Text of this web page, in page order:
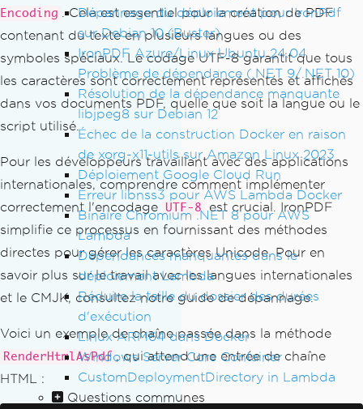
Dépannage du déploiement pour IronPdf
sur Debian 10 (Buster)
IronPDF Azure/Linux Ubuntu 24.04
Problème de dépendance (.NET 9/.NET 10)
Résolution de la dépendance manquante
libjpeg8 sur Debian 12
Échec de la construction Docker en raison
de xorg-x11-utils sur Amazon Linux 2023
Déploiement Google Cloud Run
Erreur libnss3 pour AWS Lambda Docker
Binaire Chromium .NET 8 pour AWS
Lambda
Dépendances manquantes dans le
déploiement Lambda
Réduire la taille du dossier des durées
d'exécution
Linux ARM64 dans Docker
Windows Server Core Container
CustomDeploymentDirectory in Lambda
Questions communes
Encoding . Cela est essentiel pour la création de PDF
contenant du texte en plusieurs langues ou des
symboles spéciaux. Le codage UTF-8 garantit que tous
les caractères sont correctement représentés et affichés
dans vos documents PDF, quelle que soit la langue ou le
script utilisé.
Pour les développeurs travaillant avec des applications
internationales, comprendre comment implémenter
correctement l'encodage
UTF-8 est crucial. IronPDF
simplifie ce processus en fournissant des méthodes
directes pour gérer les caractères Unicode. Pour en
savoir plus sur le travail avec les langues internationales
et le CMJK, consultez notre guide de dépannage.
Voici un exemple de chaîne passée dans la méthode
RenderHtmlAsPdf , qui attend une entrée de chaîne
HTML :